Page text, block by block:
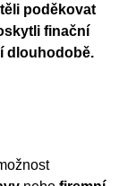
poděkovat
finační
dlouhodobě.